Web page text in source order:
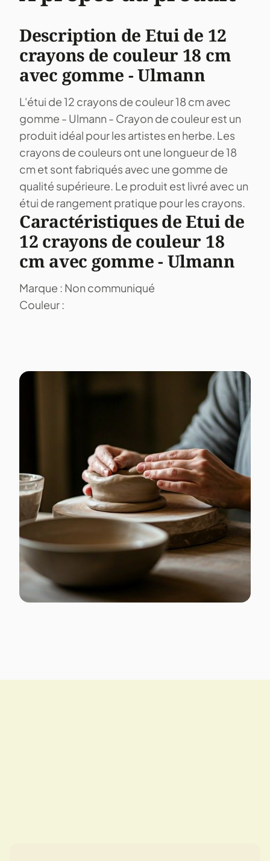
Description de Etui de 12
crayons de couleur 18 cm
avec gomme - Ulmann
L'étui de 12 crayons de couleur 18 cm avec
gomme - Ulmann - Crayon de couleur est un
produit idéal pour les artistes en herbe. Les
crayons de couleurs ont une longueur de 18
cm et sont fabriqués avec une gomme de
qualité supérieure. Le produit est livré avec un
étui de rangement pratique pour les crayons.
Caractéristiques de Etui de
12 crayons de couleur 18
cm avec gomme - Ulmann
Marque : Non communiqué
Couleur :